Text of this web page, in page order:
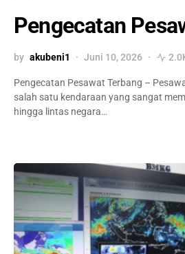
Pengecatan
by akubeni1 Juni 10, 2026
Pengecatan Pesawat Terbang –
salah satu kendaraan yang sangat
hingga lintas negara…